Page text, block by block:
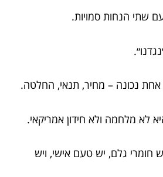
עם שתי הנחות סמויות.
נכונה – מחיר, תנאי, החלטה.
לא מלחמה ולא חידון אמריקאי.
חומרי גלם, יש טעם אישי, ויש